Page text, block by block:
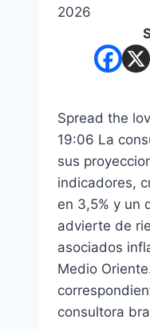
2026
Spread the
19:06 La
sus
indicadores,
en 3,5% y un
advierte de
asociados
Medio
consultora